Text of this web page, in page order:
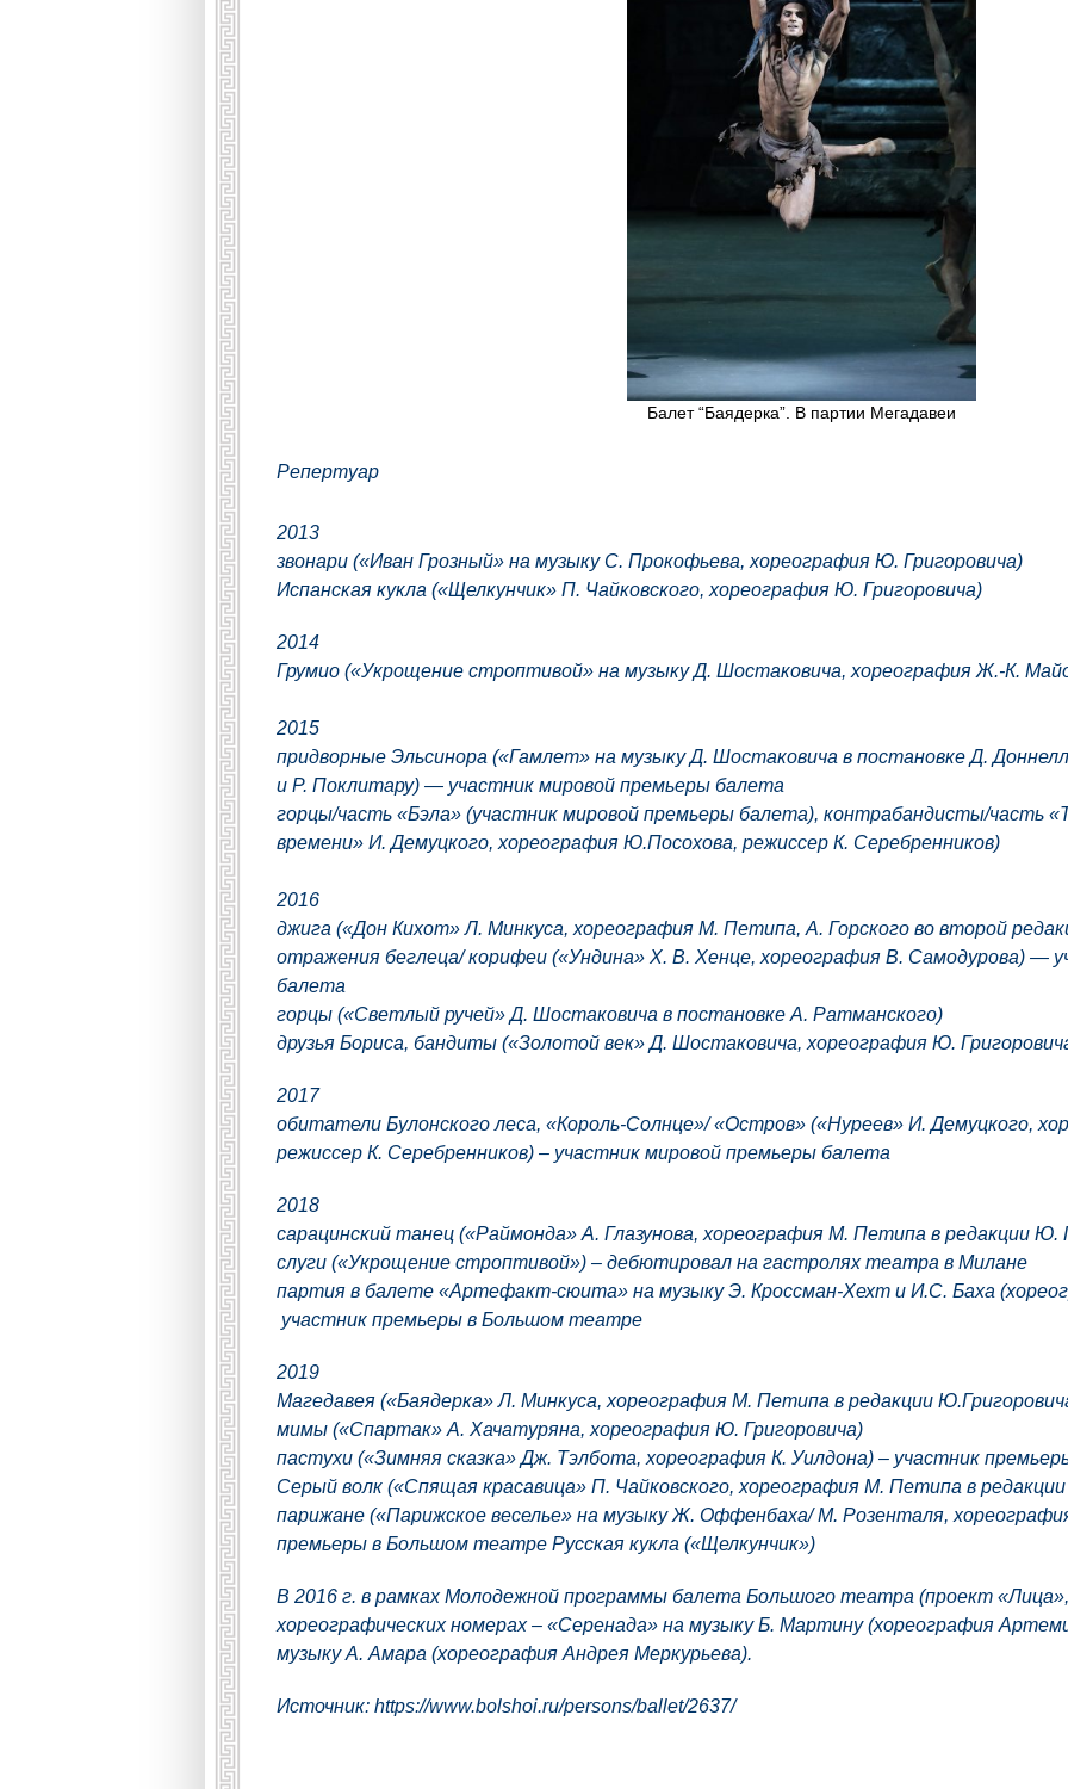
Балет “Баядерка”. В партии Мегадавеи
Репертуар
2013
звонари («Иван Грозный» на музыку С. Прокофьева, хореография Ю. Григоровича)
Испанская кукла («Щелкунчик» П. Чайковского, хореография Ю. Григоровича)
2014
Грумио («Укрощение строптивой» на музыку Д. Шостаковича, хореография Ж.-К.
2015
придворные Эльсинора («Гамлет» на музыку Д. Шостаковича в постановке Д.
и Р. Поклитару) — участник мировой премьеры балета
горцы/часть «Бэла» (участник мировой премьеры балета), контрабандисты/часть
времени» И. Демуцкого, хореография Ю.Посохова, режиссер К. Серебренников)
2016
джига («Дон Кихот» Л. Минкуса, хореография М. Петипа, А. Горского во второй
отражения беглеца/ корифеи («Ундина» Х. В. Хенце, хореография В. Самодурова) —
балета
горцы («Светлый ручей» Д. Шостаковича в постановке А. Ратманского)
друзья Бориса, бандиты («Золотой век» Д. Шостаковича, хореография Ю.
2017
обитатели Булонского леса, «Король-Солнце»/ «Остров» («Нуреев» И. Демуцкого,
режиссер К. Серебренников) – участник мировой премьеры балета
2018
сарацинский танец («Раймонда» А. Глазунова, хореография М. Петипа в редакции Ю.
слуги («Укрощение строптивой») – дебютировал на гастролях театра в Милане
партия в балете «Артефакт-сюита» на музыку Э. Кроссман-Хехт и И.С. Баха
участник премьеры в Большом театре
2019
Магедавея («Баядерка» Л. Минкуса, хореография М. Петипа в редакции
мимы («Спартак» А. Хачатуряна, хореография Ю. Григоровича)
пастухи («Зимняя сказка» Дж. Тэлбота, хореография К. Уилдона) – участник
Серый волк («Спящая красавица» П. Чайковского, хореография М. Петипа в
парижане («Парижское веселье» на музыку Ж. Оффенбаха/ М. Розенталя,
премьеры в Большом театре Русская кукла («Щелкунчик»)
В 2016 г. в рамках Молодежной программы балета Большого театра (проект
хореографических номерах – «Серенада» на музыку Б. Мартину (хореография
музыку А. Амара (хореография Андрея Меркурьева).
Источник: https://www.bolshoi.ru/persons/ballet/2637/